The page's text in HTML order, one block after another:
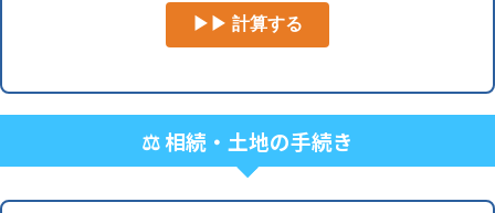
▶▶ 計算する
⚖️ 相続・土地の手続き